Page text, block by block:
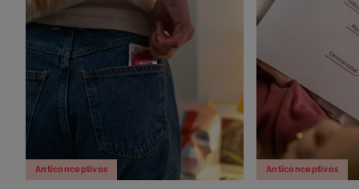
Anticonceptivos Anticonceptivos